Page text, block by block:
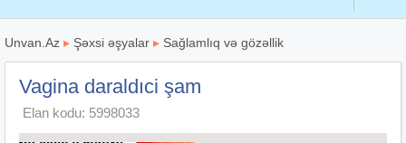
Unvan.Az ▸ Şəxsi əşyalar ▸ Sağlamlıq və gözəllik
Vagina daraldıci şam
Elan kodu: 5998033